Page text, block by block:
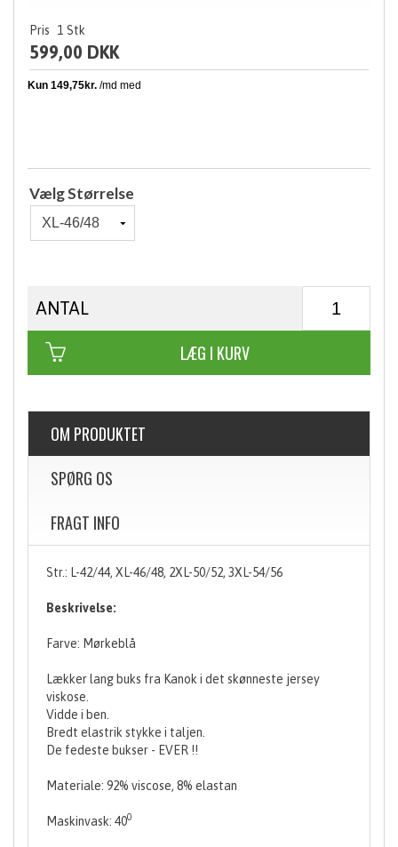
Pris 1 Stk
599,00 DKK
Vælg Størrelse
ANTAL
LÆG I KURV
OM PRODUKTET
SPØRG OS
FRAGT INFO
Str.: L-42/44, XL-46/48, 2XL-50/52, 3XL-54/56
Beskrivelse:
Farve: Mørkeblå
Lækker lang buks fra Kanok i det skønneste jersey
viskose.
Vidde i ben.
Bredt elastrik stykke i taljen.
De fedeste bukser - EVER !!
Materiale: 92% viscose, 8% elastan
Maskinvask: 400